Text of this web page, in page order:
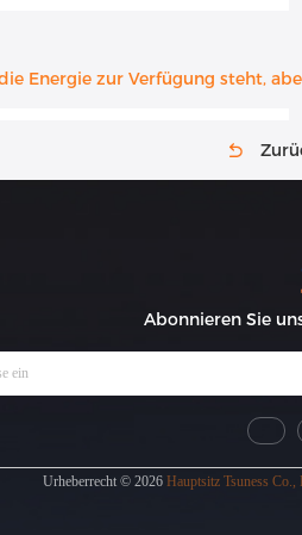
Energie zur Verfügung steht,
Abonnieren Sie
Urheberrecht © 2026 Hauptsitz Tsuness Co.,